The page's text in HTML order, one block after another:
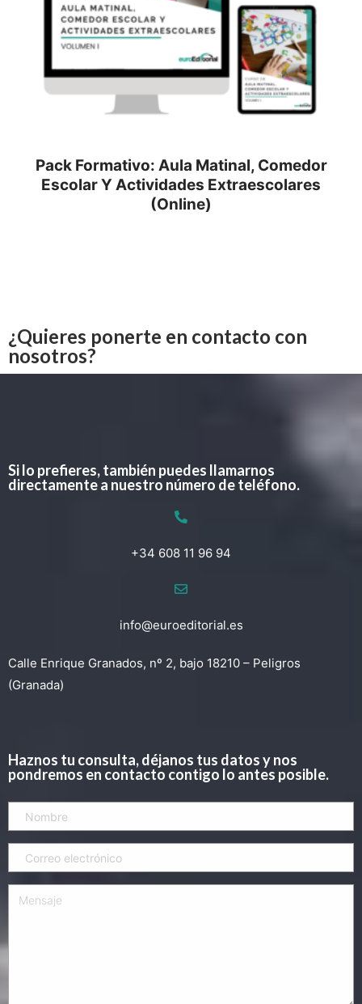
Pack Formativo: Aula Matinal, Comedor
Escolar Y Actividades Extraescolares
(Online)
¿Quieres ponerte en contacto con
nosotros?
Si lo prefieres, también puedes llamarnos
directamente a nuestro número de teléfono.
+34 608 11 96 94
info@euroeditorial.es
Calle Enrique Granados, nº 2, bajo 18210 – Peligros
(Granada)
Haznos tu consulta, déjanos tus datos y nos
pondremos en contacto contigo lo antes posible.